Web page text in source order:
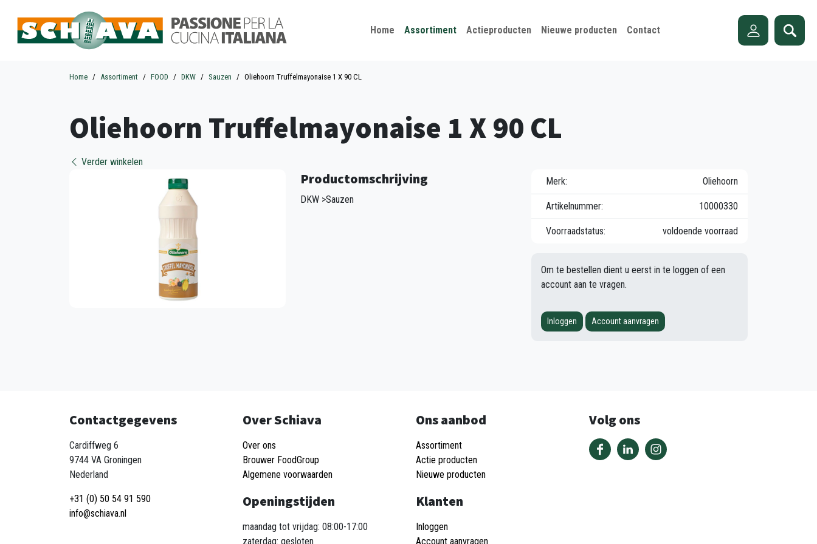
Home Assortiment Actieproducten Nieuwe producten Contact
Home Assortiment FOOD DKW Sauzen Oliehoorn Truffelmayonaise 1 X 90 CL
Oliehoorn Truffelmayonaise 1 X 90 CL
Verder winkelen
Productomschrijving
DKW >Sauzen
Merk: Oliehoorn
Artikelnummer: 10000330
Voorraadstatus: voldoende voorraad
Om te bestellen dient u eerst in te loggen of een
account aan te vragen.
Inloggen Account aanvragen
Contactgegevens
Cardiffweg 6
9744 VA Groningen
Nederland
+31 (0) 50 54 91 590
info@schiava.nl
Over Schiava
Over ons
Brouwer FoodGroup
Algemene voorwaarden
Openingstijden
maandag tot vrijdag: 08:00-17:00
zaterdag: gesloten
Ons aanbod
Assortiment
Actie producten
Nieuwe producten
Klanten
Inloggen
Account aanvragen
Volg ons